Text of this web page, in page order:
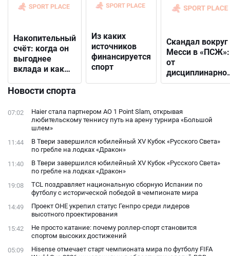
Накопительный
счёт: когда он
выгоднее
вклада и как
подходящий
Из каких
источников
финансируется
спорт
Скандал вокруг
Месси в «ПСЖ»:
от
решения до
фанатами
Новости спорта
07:02
Haier стала партнером AO 1 Point Slam, открывая
любительскому теннису путь на арену турнира «Большой
шлем»
11:44
В Твери завершился юбилейный XV Кубок «Русского Света»
по гребле на лодках «Дракон»
11:40
В Твери завершился юбилейный XV Кубок «Русского Света»
по гребле на лодках «Дракон»
19:08
TCL поздравляет национальную сборную Испании по
футболу с исторической победой в чемпионате мира
14:49
Проект ОНЕ укрепил статус Генпро среди лидеров
высотного проектирования
15:42
Не просто катание: почему роллер-спорт становится
спортом высоких достижений
05:09
Hisense отмечает старт чемпионата мира по футболу FIFA